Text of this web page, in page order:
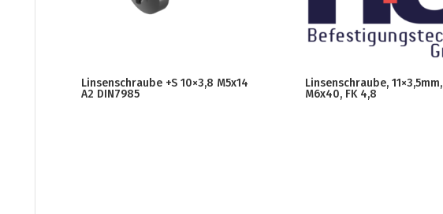
Linsenschraube +S 10×3,8 M5x14
A2 DIN7985
Linsenschraube, 11×3,5mm,
M6x40, FK 4,8